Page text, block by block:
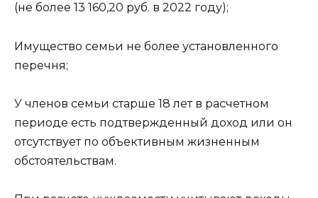
(не более 13 160,20 руб. в 2022 году);
Имущество семьи не более установленного
перечня;
У членов семьи старше 18 лет в расчетном
периоде есть подтвержденный доход или он
отсутствует по объективным жизненным
обстоятельствам.